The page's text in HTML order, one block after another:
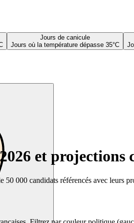
Jours de canicule
Jours où la température dépasse 35°C
et projections
000 candidats référencés avec leurs